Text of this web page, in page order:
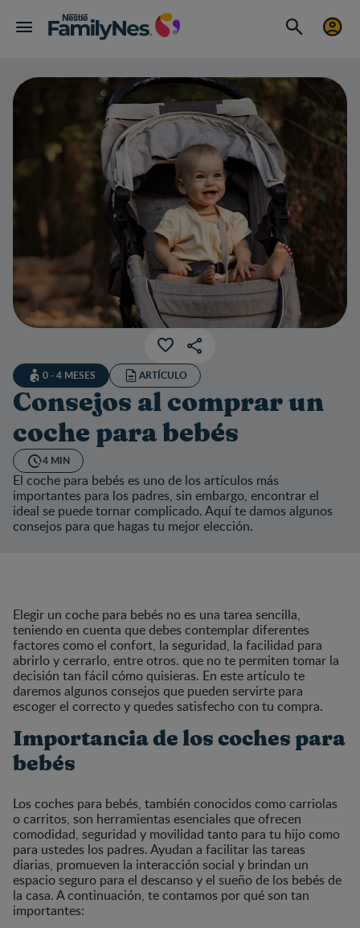
0 - 4 MESES ARTÍCULO
Consejos al comprar un
coche para bebés
4 MIN
El coche para bebés es uno de los artículos más
importantes para los padres, sin embargo, encontrar el
ideal se puede tornar complicado. Aquí te damos algunos
consejos para que hagas tu mejor elección.
Elegir un coche para bebés no es una tarea sencilla,
teniendo en cuenta que debes contemplar diferentes
factores como el confort, la seguridad, la facilidad para
abrirlo y cerrarlo, entre otros. que no te permiten tomar la
decisión tan fácil cómo quisieras. En este artículo te
daremos algunos consejos que pueden servirte para
escoger el correcto y quedes satisfecho con tu compra.
Importancia de los coches para
bebés
Los coches para bebés, también conocidos como carriolas
o carritos, son herramientas esenciales que ofrecen
comodidad, seguridad y movilidad tanto para tu hijo como
para ustedes los padres. Ayudan a facilitar las tareas
diarias, promueven la interacción social y brindan un
espacio seguro para el descanso y el sueño de los bebés de
la casa. A continuación, te contamos por qué son tan
importantes: